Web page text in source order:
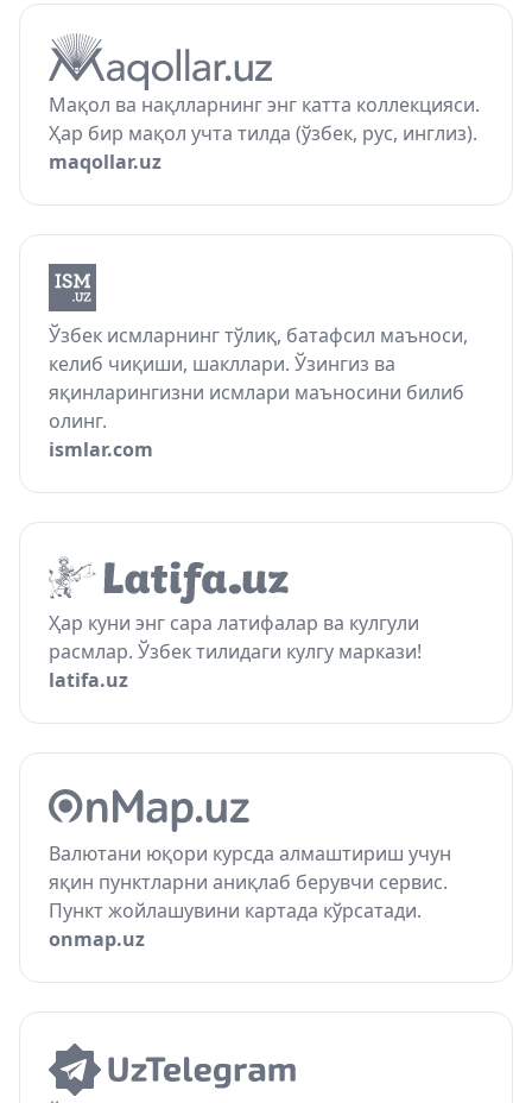
Мақол ва нақлларнинг энг катта коллекцияси.
Ҳар бир мақол учта тилда (ўзбек, рус, инглиз).
maqollar.uz
Ўзбек исмларнинг тўлиқ, батафсил маъноси,
келиб чиқиши, шакллари. Ўзингиз ва
яқинларингизни исмлари маъносини билиб
олинг.
ismlar.com
Ҳар куни энг сара латифалар ва кулгули
расмлар. Ўзбек тилидаги кулгу маркази!
latifa.uz
Валютани юқори курсда алмаштириш учун
яқин пунктларни аниқлаб берувчи сервис.
Пункт жойлашувини картада кўрсатади.
onmap.uz